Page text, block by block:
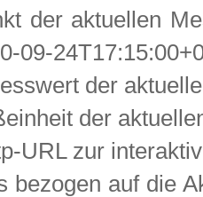
der aktuellen
09-
der
der
URL zur
bezogen auf die